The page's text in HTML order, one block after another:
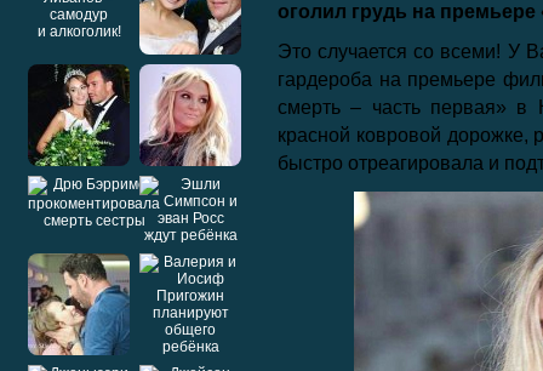
оголил грудь на
Это случается со всеми! У
гардероба на премьере
смерть – часть первая»
красной ковровой дорожке,
быстро отреагировала и